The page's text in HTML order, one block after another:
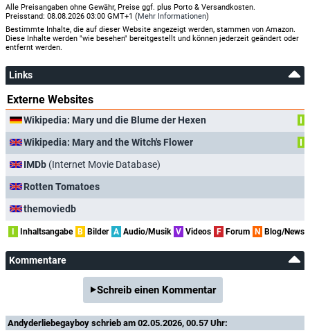
Alle Preisangaben ohne Gewähr, Preise ggf. plus Porto & Versandkosten.
Preisstand: 08.08.2026 03:00 GMT+1 (Mehr Informationen)
Bestimmte Inhalte, die auf dieser Website angezeigt werden, stammen von Amazon.
Diese Inhalte werden "wie besehen" bereitgestellt und können jederzeit geändert oder
entfernt werden.
Links
Externe Websites
Wikipedia: Mary und die Blume der Hexen
I
Wikipedia: Mary and the Witch's Flower
I
IMDb (Internet Movie Database)
Rotten Tomatoes
themoviedb
Inhaltsangabe B Bilder A Audio/Musik V Videos F Forum N Blog/News
Kommentare
Schreib einen Kommentar
Andyderliebegayboy schrieb am 02.05.2026, 00.57 Uhr: